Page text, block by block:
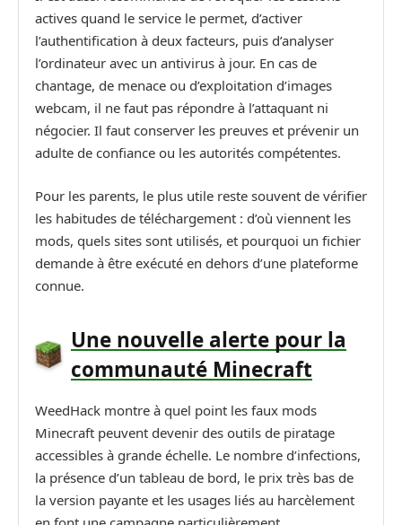
actives quand le service le permet, d’activer
l’authentification à deux facteurs, puis d’analyser
l’ordinateur avec un antivirus à jour. En cas de
chantage, de menace ou d’exploitation d’images
webcam, il ne faut pas répondre à l’attaquant ni
négocier. Il faut conserver les preuves et prévenir un
adulte de confiance ou les autorités compétentes.
Pour les parents, le plus utile reste souvent de vérifier
les habitudes de téléchargement : d’où viennent les
mods, quels sites sont utilisés, et pourquoi un fichier
demande à être exécuté en dehors d’une plateforme
connue.
Une nouvelle alerte pour la
communauté Minecraft
WeedHack montre à quel point les faux mods
Minecraft peuvent devenir des outils de piratage
accessibles à grande échelle. Le nombre d’infections,
la présence d’un tableau de bord, le prix très bas de
la version payante et les usages liés au harcèlement